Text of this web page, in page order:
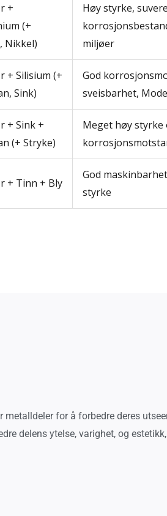
+
(+
Nikkel)
Høy styrke,
miljøer
+ Silisium (+
Sink)
God
sveisbarhet,
+ Sink +
(+ Stryke)
Meget høy
+ Tinn + Bly
God
styrke
for å forbedre deres
delens ytelse, varighet, og